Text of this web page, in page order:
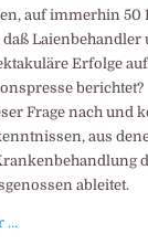
auf immerhin 50
daß
Erfolge
berichtet?
Frage nach und
aus
ableitet.
…